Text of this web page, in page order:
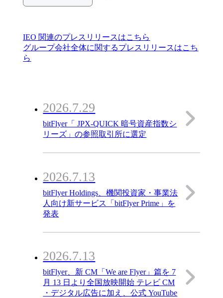
IEO 関連のプレスリリースはこちら
グループ会社全体に関するプレスリリースはこち
ら
2026.7.29
bitFlyer「 JPX-QUICK 暗号資産指数シ
リーズ」の参照取引所に選定
2026.7.13
bitFlyer Holdings、機関投資家・事業法
人向け新サービス「bitFlyer Prime」を
発表
2026.7.13
bitFlyer、新 CM「We are Flyer」篇を 7
月 13 日より全国放映開始 テレビ CM
・デジタル広告に加え、公式 YouTube